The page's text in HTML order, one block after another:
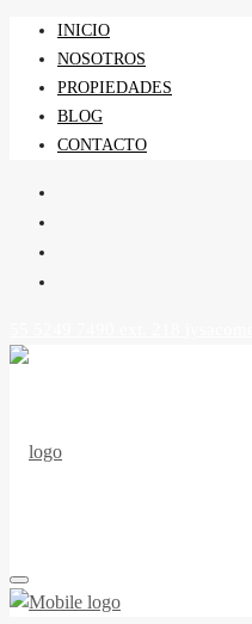
INICIO
NOSOTROS
PROPIEDADES
BLOG
CONTACTO